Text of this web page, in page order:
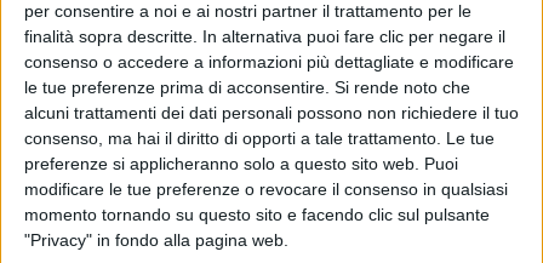
per consentire a noi e ai nostri partner il trattamento per le
finalità sopra descritte. In alternativa puoi fare clic per negare il
consenso o accedere a informazioni più dettagliate e modificare
le tue preferenze prima di acconsentire. Si rende noto che
alcuni trattamenti dei dati personali possono non richiedere il tuo
consenso, ma hai il diritto di opporti a tale trattamento. Le tue
preferenze si applicheranno solo a questo sito web. Puoi
modificare le tue preferenze o revocare il consenso in qualsiasi
momento tornando su questo sito e facendo clic sul pulsante
"Privacy" in fondo alla pagina web.
Fiumicino fa rotta su Nord
America e Australia con Air
Canada e Qantas
ITALIA 28 MARZO 2022